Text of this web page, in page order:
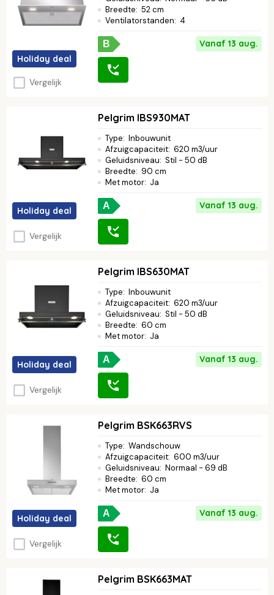
Holiday deal
Vergelijk
Breedte: 52 cm
Ventilatorstanden: 4
B Vanaf 13 aug.
Holiday deal
Vergelijk
Pelgrim IBS930MAT
Type: Inbouwunit
Afzuigcapaciteit: 620 m3/uur
Geluidsniveau: Stil - 50 dB
Breedte: 90 cm
Met motor: Ja
A Vanaf 13 aug.
Holiday deal
Vergelijk
Pelgrim IBS630MAT
Type: Inbouwunit
Afzuigcapaciteit: 620 m3/uur
Geluidsniveau: Stil - 50 dB
Breedte: 60 cm
Met motor: Ja
A Vanaf 13 aug.
Holiday deal
Vergelijk
Pelgrim BSK663RVS
Type: Wandschouw
Afzuigcapaciteit: 600 m3/uur
Geluidsniveau: Normaal - 69 dB
Breedte: 60 cm
Met motor: Ja
A Vanaf 13 aug.
Pelgrim BSK663MAT